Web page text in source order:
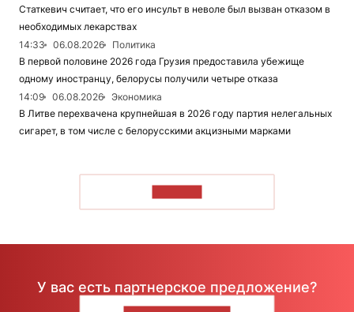
Статкевич считает, что его инсульт в неволе был вызван отказом в
необходимых лекарствах
14:33
06.08.2026
Политика
В первой половине 2026 года Грузия предоставила убежище
одному иностранцу, белорусы получили четыре отказа
14:09
06.08.2026
Экономика
В Литве перехвачена крупнейшая в 2026 году партия нелегальных
сигарет, в том числе с белорусскими акцизными марками
У вас есть партнерское предложение?